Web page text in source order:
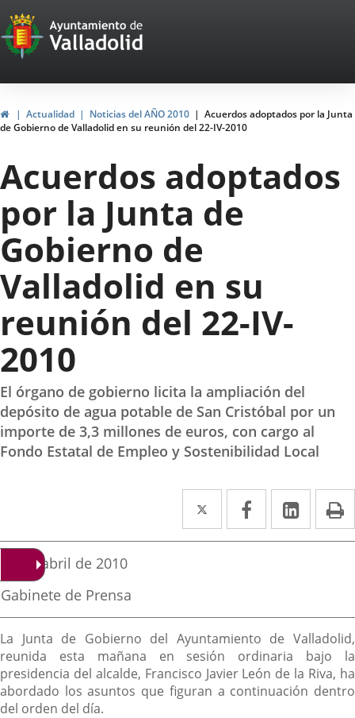
Portal
Web
del
Ayuntamiento
de
Valladolid
HomeActualidad Noticias del AÑO 2010
Acuerdos adoptados por la Junta
de Gobierno de Valladolid en su reunión del 22-IV-2010
Acuerdos adoptados
por la Junta de
Gobierno de
Valladolid en su
reunión del 22-IV-
2010
El órgano de gobierno licita la ampliación del
depósito de agua potable de San Cristóbal por un
importe de 3,3 millones de euros, con cargo al
Fondo Estatal de Empleo y Sostenibilidad Local
Twitter
Enlace
a
externa.
Facebook
Enlace
a
externa.
Enlace
a
Fecha
de
la
noticia
22 de abril de 2010
Fuente
la
noticia
Gabinete de Prensa
Descripción
La Junta de Gobierno del Ayuntamiento de Valladolid,
reunida esta mañana en sesión ordinaria bajo la
presidencia del alcalde, Francisco Javier León de la Riva, ha
abordado los asuntos que figuran a continuación dentro
del orden del día.